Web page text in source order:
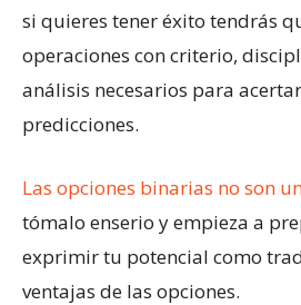
si quieres tener éxito tendrás
operaciones con criterio,
análisis necesarios para
predicciones.
Las opciones binarias no son
tómalo enserio y empieza a
exprimir tu potencial como
ventajas de las opciones.